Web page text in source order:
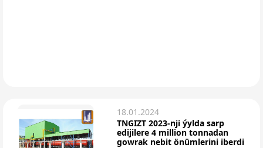
18.01.2024
TNGIZT 2023-nji ýylda sarp
edijilere 4 million tonnadan
gowrak nebit önümlerini iberdi